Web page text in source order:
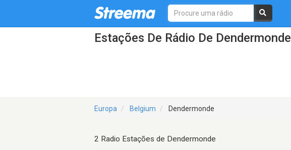
Estações De Rádio De Dendermonde
Europa Belgium Dendermonde
2 Radio Estações de Dendermonde